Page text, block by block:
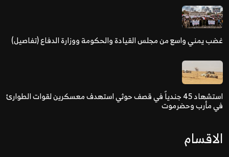
غضب يمني واسع من مجلس القيادة والحكومة ووزارة الدفاع (تفاصيل)
استشهاد 45 جندياً في قصف حوثي استهدف معسكرين لقوات الطوارئ
في مأرب وحضرموت
الاقسام